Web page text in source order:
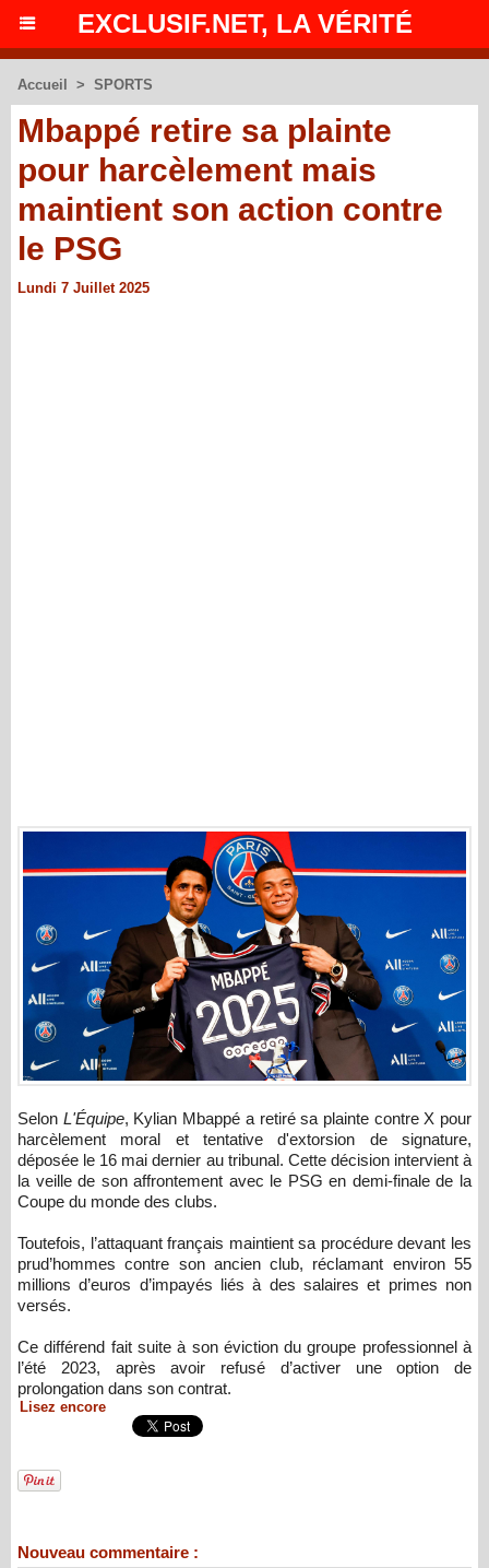
EXCLUSIF.NET, LA VÉRITÉ
Accueil > SPORTS
Mbappé retire sa plainte
pour harcèlement mais
maintient son action contre
le PSG
Lundi 7 Juillet 2025
Selon L'Équipe, Kylian Mbappé a retiré sa plainte contre X pour
harcèlement moral et tentative d'extorsion de signature,
déposée le 16 mai dernier au tribunal. Cette décision intervient à
la veille de son affrontement avec le PSG en demi-finale de la
Coupe du monde des clubs.
Toutefois, l’attaquant français maintient sa procédure devant les
prud’hommes contre son ancien club, réclamant environ 55
millions d’euros d’impayés liés à des salaires et primes non
versés.
Ce différend fait suite à son éviction du groupe professionnel à
l’été 2023, après avoir refusé d’activer une option de
prolongation dans son contrat.
Lisez encore
Nouveau commentaire :